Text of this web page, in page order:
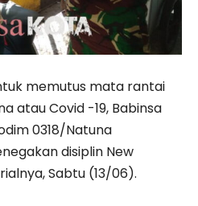
memutus mata rantai
atau Covid -19, Babinsa
0318/Natuna
disiplin New
Sabtu (13/06).